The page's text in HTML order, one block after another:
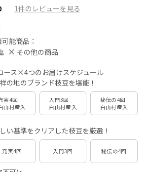
1
能商品：
その他の商品
ース×4つのお届けスケジュール
の地のブランド枝豆を堪能！
実4回
山村産入
入門3回
白山村産入
秘伝の4回
白山村産入
い基準をクリアした枝豆を厳選！
充実4回 入門3回 秘伝の4回